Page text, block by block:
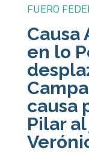
FUERO
Causa
en lo
causa
Pilar